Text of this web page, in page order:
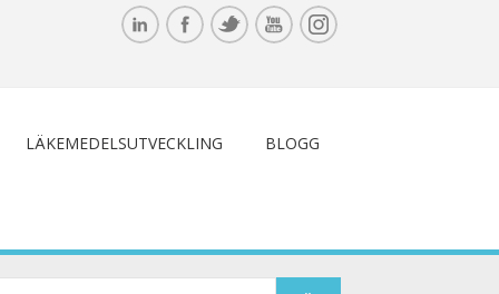
LÄKEMEDELSUTVECKLING BLOGG